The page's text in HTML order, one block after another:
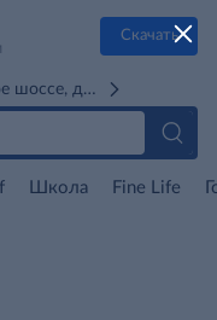
Скачать
шоссе, д. 71Г (м. Речной
Школа Fine Life